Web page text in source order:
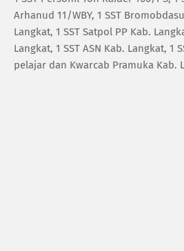
Arhanud 11/WBY, 1 SST
Langkat, 1 SST Satpol PP Kab.
Langkat, 1 SST ASN Kab. Langkat, 1
pelajar dan Kwarcab Pramuka Kab.